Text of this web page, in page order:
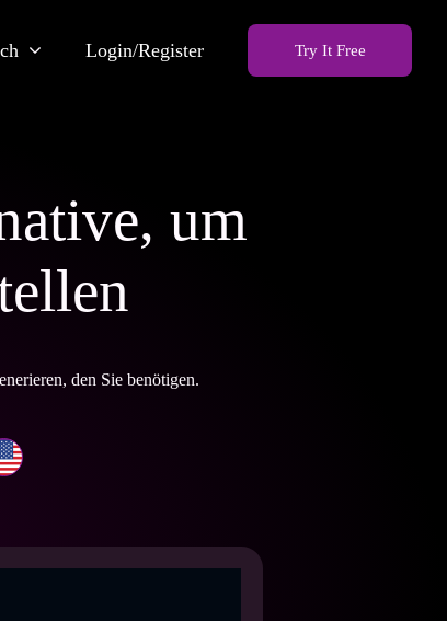
Login/Register Try It Free
um
den Sie benötigen.